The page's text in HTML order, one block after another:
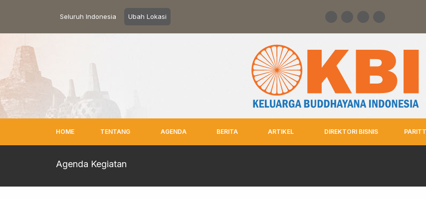
Seluruh Indonesia Ubah Lokasi
HOME TENTANG AGENDA BERITA ARTIKEL DIREKTORI BISNIS
Agenda Kegiatan